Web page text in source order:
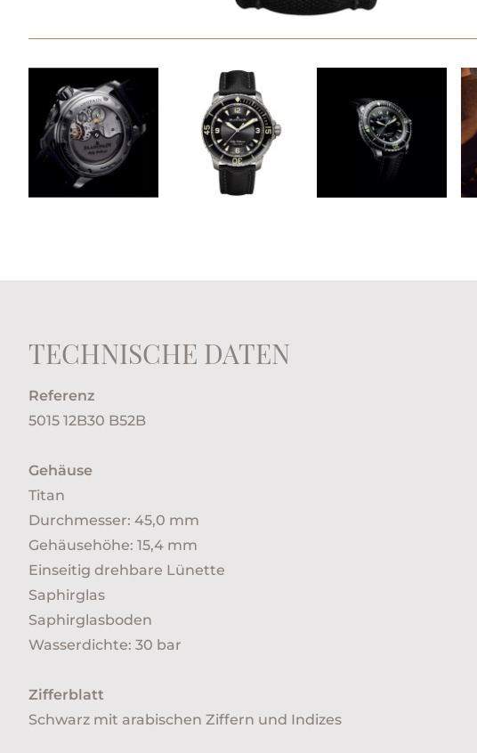
TECHNISCHE DATEN
Referenz
5015 12B30 B52B
Gehäuse
Titan
Durchmesser: 45,0 mm
Gehäusehöhe: 15,4 mm
Einseitig drehbare Lünette
Saphirglas
Saphirglasboden
Wasserdichte: 30 bar
Zifferblatt
Schwarz mit arabischen Ziffern und Indizes